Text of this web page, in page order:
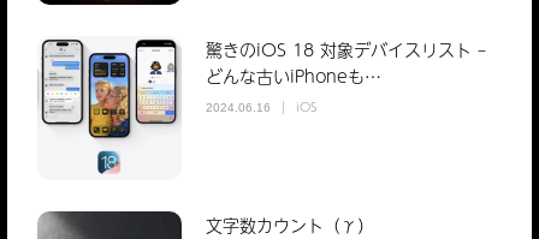
驚きのiOS 18 対象デバイスリスト –
どんな古いiPhoneも…
2024.06.16 iOS
文字数カウント（γ）